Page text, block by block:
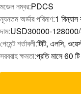
মডেল নম্বর:PDCS
ন্যূনতম অর্ডার পরিমাণ:1
দাম:USD30000-
পেমেন্ট শর্তাবলী:টিটি, এলসি,
সরবরাহ ক্ষমতা:প্রতি মাসে 60